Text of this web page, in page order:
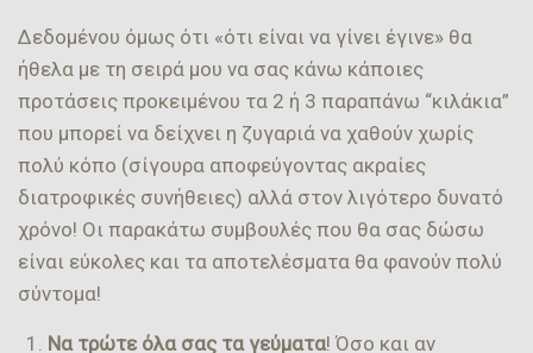
Δεδομένου όμως ότι «ότι είναι να γίνει έγινε» θα
ήθελα με τη σειρά μου να σας κάνω κάποιες
προτάσεις προκειμένου τα 2 ή 3 παραπάνω “κιλάκια”
που μπορεί να δείχνει η ζυγαριά να χαθούν χωρίς
πολύ κόπο (σίγουρα αποφεύγοντας ακραίες
διατροφικές συνήθειες) αλλά στον λιγότερο δυνατό
χρόνο! Οι παρακάτω συμβουλές που θα σας δώσω
είναι εύκολες και τα αποτελέσματα θα φανούν πολύ
σύντομα!
Να τρώτε όλα σας τα γεύματα! Όσο και αν